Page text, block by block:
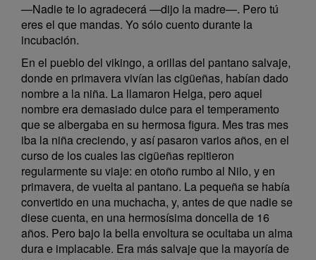
—Nadie te lo agradecerá —dijo la madre—. Pero tú
eres el que mandas. Yo sólo cuento durante la
incubación.
En el pueblo del vikingo, a orillas del pantano salvaje,
donde en primavera vivían las cigüeñas, habían dado
nombre a la niña. La llamaron Helga, pero aquel
nombre era demasiado dulce para el temperamento
que se albergaba en su hermosa figura. Mes tras mes
iba la niña creciendo, y así pasaron varios años, en el
curso de los cuales las cigüeñas repitieron
regularmente su viaje: en otoño rumbo al Nilo, y en
primavera, de vuelta al pantano. La pequeña se había
convertido en una muchacha, y, antes de que nadie se
diese cuenta, en una hermosísima doncella de 16
años. Pero bajo la bella envoltura se ocultaba un alma
dura e implacable. Era más salvaje que la mayoría de